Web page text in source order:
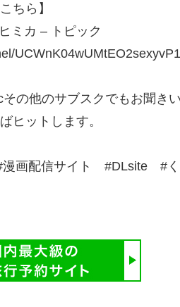
ちら】
ミカ – トピック
の他のサブスクでもお聞きい
ヒットします。
画配信サイト #DLsite #